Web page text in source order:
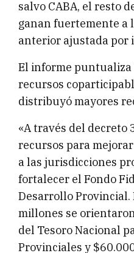
salvo CABA, el resto
ganan fuertemente a
anterior ajustada por
El informe puntualiza
recursos
distribuyó mayores
«A través del
recursos para
a las jurisdicciones
fortalecer el Fondo
Desarrollo Provincial.
millones se
del Tesoro Nacional
Provinciales y